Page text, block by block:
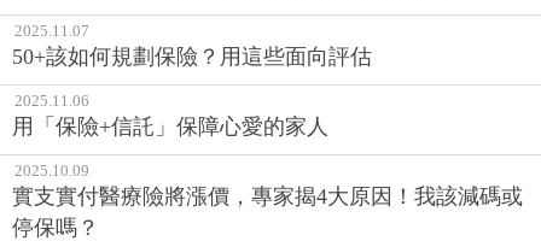
2025.11.07
50+該如何規劃保險？用這些面向評估
2025.11.06
用「保險+信託」保障心愛的家人
2025.10.09
實支實付醫療險將漲價，專家揭4大原因！我該減碼或
停保嗎？